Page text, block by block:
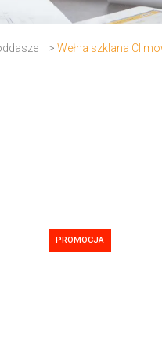
> Wełna szklana
PROMOCJA